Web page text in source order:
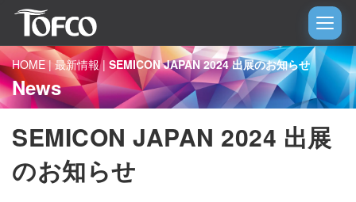
HOME|最新情報| SEMICON JAPAN 2024 出展のお知らせ
News
SEMICON JAPAN 2024 出展
のお知らせ